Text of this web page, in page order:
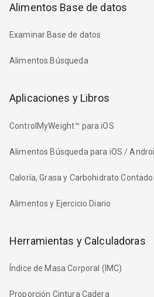
Alimentos Base de datos
Examinar Base de datos
Alimentos Búsqueda
Aplicaciones y Libros
ControlMyWeight™ para iOS
Alimentos Búsqueda para iOS /
Caloría, Grasa y Carbohidrato
Alimentos y Ejercicio Diario
Herramientas y Calculadoras
Índice de Masa Corporal (IMC)
Proporción Cintura Cadera